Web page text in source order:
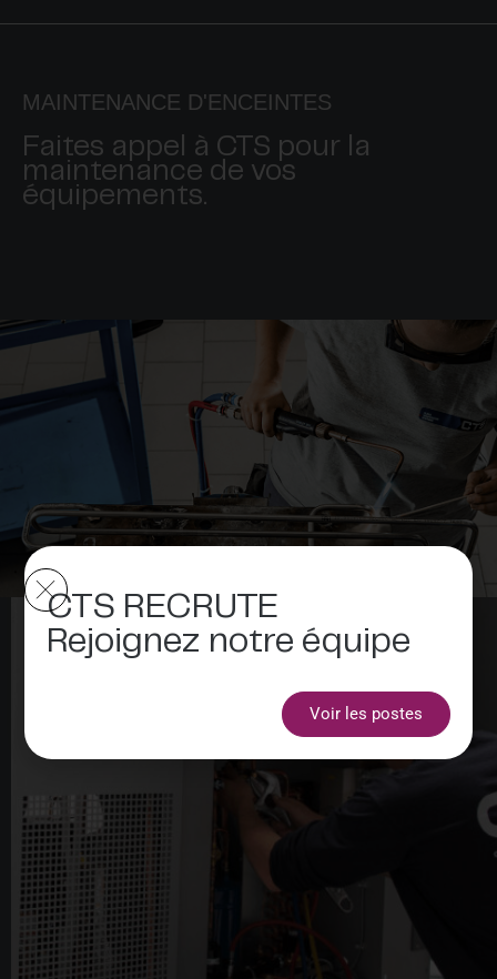
MAINTENANCE D'ENCEINTES
Faites appel à CTS pour la
maintenance de vos
équipements.
CTS RECRUTE
Rejoignez notre équipe
Voir les postes